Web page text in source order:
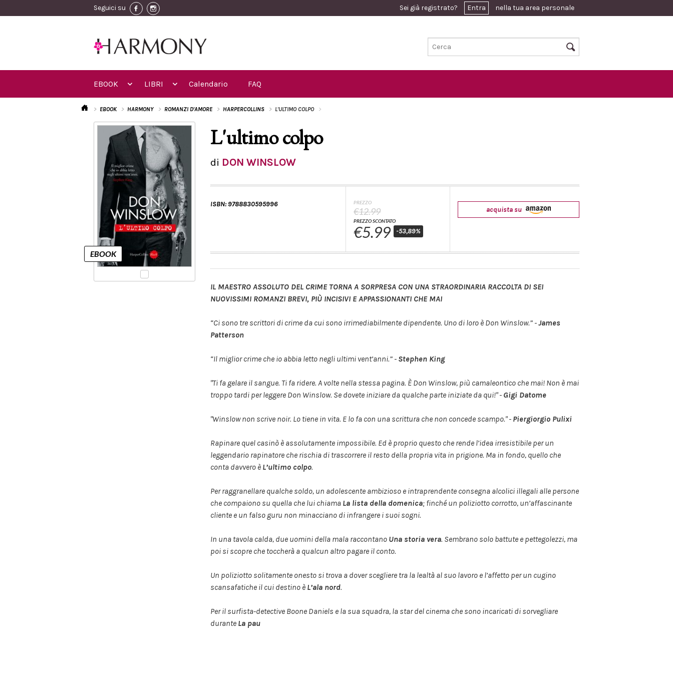
Seguici su Sei già registrato? Entra nella tua area personale
EBOOK LIBRI Calendario FAQ
EBOOK HARMONY ROMANZI D'AMORE HARPERCOLLINS L'ULTIMO COLPO
L'ultimo colpo
di DON WINSLOW
ISBN:9788830595996 PREZZO
€12.99
PREZZO SCONTATO
€5.99 -53,89%
acquista su
IL MAESTRO ASSOLUTO DEL CRIME TORNA A SORPRESA CON UNA STRAORDINARIA RACCOLTA DI SEI
NUOVISSIMI ROMANZI BREVI, PIÙ INCISIVI E APPASSIONANTI CHE MAI
“Ci sono tre scrittori di crime da cui sono irrimediabilmente dipendente. Uno di loro è Don Winslow.” -James
Patterson
“Il miglior crime che io abbia letto negli ultimi vent’anni.” - Stephen King
"Ti fa gelare il sangue. Ti fa ridere. A volte nella stessa pagina. È Don Winslow, più camaleontico che mai! Non è mai
troppo tardi per leggere Don Winslow. Se dovete iniziare da qualche parte iniziate da qui!"- Gigi Datome
"Winslow non scrive noir. Lo tiene in vita. E lo fa con una scrittura che non concede scampo."- Piergiorgio Pulixi
Rapinare quel casinò è assolutamente impossibile. Ed è proprio questo che rende l’idea irresistibile per un
leggendario rapinatore che rischia di trascorrere il resto della propria vita in prigione. Ma in fondo, quello che
conta davvero è L’ultimo colpo.
Per raggranellare qualche soldo, un adolescente ambizioso e intraprendente consegna alcolici illegali alle persone
che compaiono su quella che lui chiama La lista della domenica; finché un poliziotto corrotto, un’affascinante
cliente e un falso guru non minacciano di infrangere i suoi sogni.
In una tavola calda, due uomini della mala raccontano Una storia vera. Sembrano solo battute e pettegolezzi, ma
poi si scopre che toccherà a qualcun altro pagare il conto.
Un poliziotto solitamente onesto si trova a dover scegliere tra la lealtà al suo lavoro e l’affetto per un cugino
scansafatiche il cui destino è L’ala nord.
Per il surfista-detective Boone Daniels e la sua squadra, la star del cinema che sono incaricati di sorvegliare
durante La pau